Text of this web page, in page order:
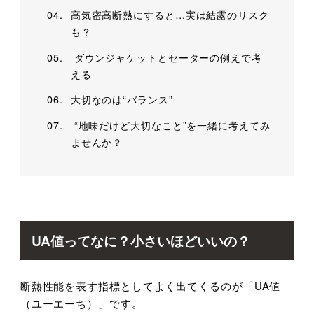
高気密高断熱にすると…実は結露のリスク
も？
ダウンジャケットとセーターの例えで考
える
大切なのは“バランス”
“地味だけど大切なこと”を一緒に考えてみ
ませんか？
UA値ってなに？小さいほどいいの？
断熱性能を表す指標としてよく出てくるのが「UA値
（ユーエーち）」です。